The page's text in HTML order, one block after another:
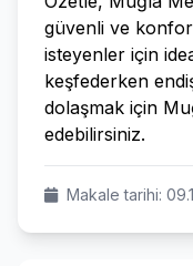
güvenli ve
isteyenler için
keşfederken
dolaşmak için
edebilirsiniz.
Makale tarihi: